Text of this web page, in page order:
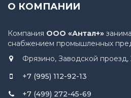
О КОМПАНИИ
Компания ООО «Антал+»
снабжением промышленных
Фрязино, Заводской проезд,
+7 (995) 112-92-13
+7 (499) 272-45-69